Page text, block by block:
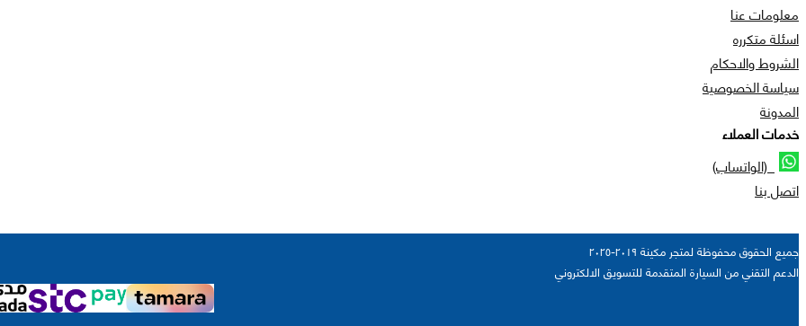
معلومات عنا
اسئلة متكرره
الشروط والاحكام
سياسة الخصوصية
المدونة
خدمات العملاء
(الواتساب)
اتصل بنا
جميع الحقوق محفوظة لمتجر مكينة ٢٠١٩-٢٠٢٥
الدعم التقني من السيارة المتقدمة للتسويق الالكتروني